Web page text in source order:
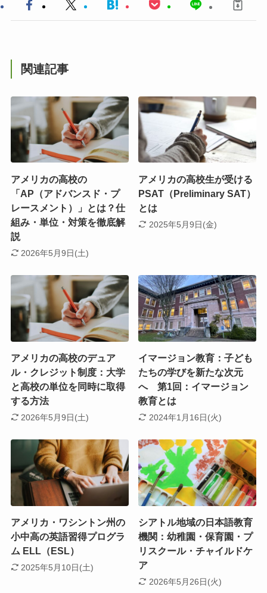
関連記事
アメリカの高校の
「AP（アドバンスド・プ
レースメント）」とは？仕
組み・単位・対策を徹底解
説
2026年5月9日(土)
アメリカの高校生が受ける
PSAT（Preliminary SAT）
とは
2025年5月9日(金)
アメリカの高校のデュア
ル・クレジット制度：大学
と高校の単位を同時に取得
する方法
2026年5月9日(土)
イマージョン教育：子ども
たちの学びを新たな次元
へ 第1回：イマージョン
教育とは
2024年1月16日(火)
アメリカ・ワシントン州の
小中高の英語習得プログラ
ム ELL（ESL）
2025年5月10日(土)
シアトル地域の日本語教育
機関：幼稚園・保育園・プ
リスクール・チャイルドケ
ア
2026年5月26日(火)